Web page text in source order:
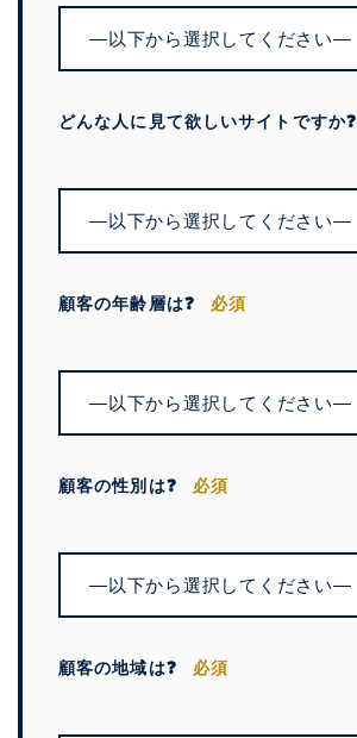
どんな人に見て欲しいサイトですか❓
顧客の年齢層は❓ 必須
顧客の性別は❓ 必須
顧客の地域は❓ 必須